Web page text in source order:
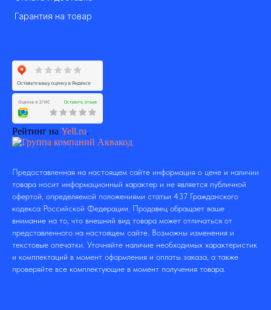
Гарантия на товар
Рейтинг на Yell.ru.
Предоставленная на настоящем сайте информация о цене и наличии
товара носит информационный характер и не является публичной
офертой, определяемой положениями статьи 437 Гражданского
кодекса Российской Федерации. Продавец обращает ваше
внимание на то, что внешний вид товара может отличаться от
представленного на настоящем сайте. Возможны изменения и
текстовые опечатки. Уточняйте наличие необходимых характеристик
и комплектаций в момент оформления и оплаты заказа, а также
проверяйте все комплектующие в момент получения товара.